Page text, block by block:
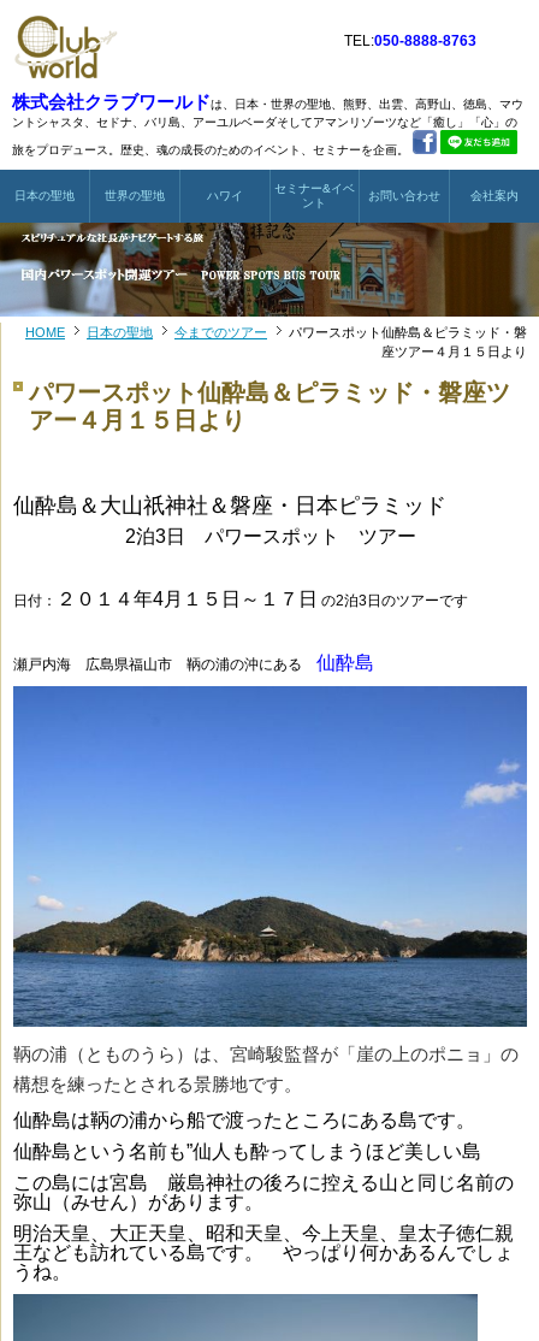
株式会社クラブワールドは、日本・世界の聖地、熊野、出雲、高野山、徳島、マウ
ントシャスタ、 セドナ、バリ島、アーユルベーダそしてアマンリゾーツなど 「癒し」「心」の
旅をプロデュース。歴史、魂の成長のためのイベント、セミナーを企画。
TEL:050-8888-8763
日本の聖地 世界の聖地 ハワイ
セミナー&イベ
ント
お問い合わせ 会社案内
HOME 日本の聖地 今までのツアー
パワースポット仙酔島＆ピラミッド・磐
座ツアー４月１５日より
パワースポット仙酔島＆ピラミッド・磐座ツ
アー４月１５日より
仙酔島＆大山祇神社＆磐座・日本ピラミッド
2泊3日 パワースポット ツアー
日付： ２０１４年4月１５日～１７日 の2泊3日のツアーです
瀬戸内海 広島県福山市 鞆の浦の沖にある 仙酔島
鞆の浦（とものうら）は、 宮崎駿監督が「崖の上のポニョ」の
構想を練ったとされる景勝地です。
仙酔島は鞆の浦から船で渡ったところにある島です。
仙酔島という名前も”仙人も酔ってしまうほど美しい島
この島には宮島 厳島神社の後ろに控える山と同じ名前の
弥山（みせん）があります。
明治天皇、大正天皇、昭和天皇、今上天皇、皇太子徳仁親
王なども訪れている島です。 やっぱり何かあるんでしょ
うね。